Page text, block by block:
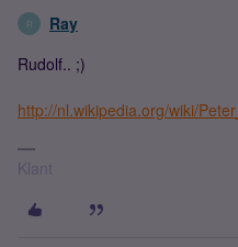
R Ray
Rudolf.. ;)
http://nl.wikipedia.org/wiki/
Klant